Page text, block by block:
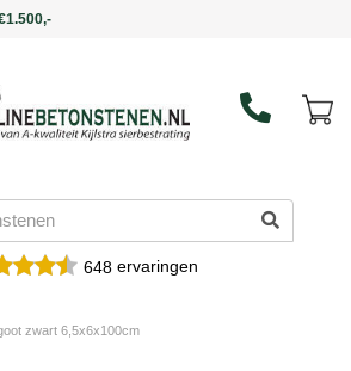
Binnen 5 werkdagen in huis
648ervaringen
zwart 6,5x6x100cm